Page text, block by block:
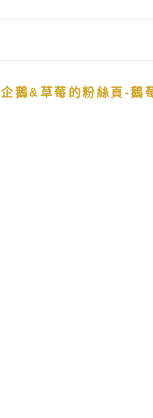
企鵝&草莓的粉絲頁-鵝